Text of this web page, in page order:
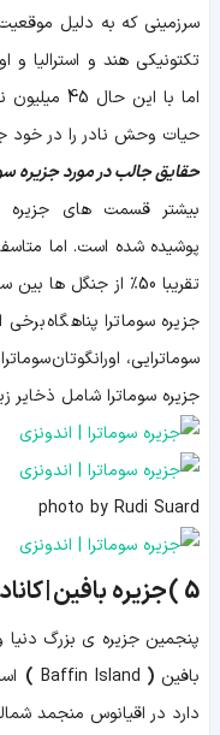
سرزمینی که به دلیل
تکتونیکی هند و استرالیا
اما با این
حیات وحش نادر را در خود
حقایق جالب در مورد جزیره
بیشتر قسمت های جزیره
پوشیده شده است. اما
تقریبا 50٪ از جنگل ها بین سال های 1985 و 2007 از بین رفته است.
جزیره سوماترا پناهگاه
سوماترایی، اورانگوتان
جزیره سوماترا شامل ذخایر
photo by Rudi Suard
5 ) جزیره بافین |
پنجمین جزیره ی بزرگ دنیا
بافین (
Baffin Island
)
دارد در اقیانوس منجمد